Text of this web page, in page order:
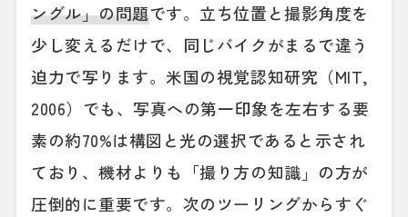
ングル」の問題です。立ち位置と撮影角度を
少し変えるだけで、同じバイクがまるで違う
迫力で写ります。米国の視覚認知研究（MIT,
2006）でも、写真への第一印象を左右する要
素の約70%は構図と光の選択であると示され
ており、機材よりも「撮り方の知識」の方が
圧倒的に重要です。次のツーリングからすぐ